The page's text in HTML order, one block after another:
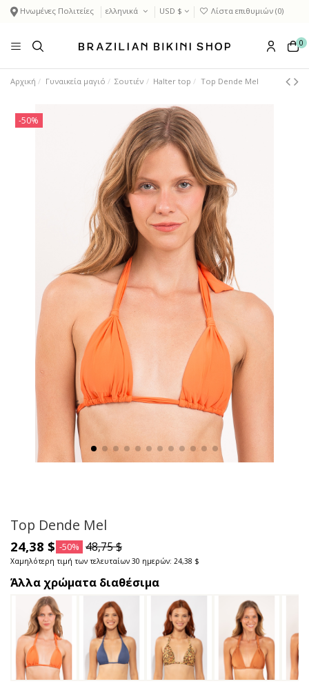
Ηνωμένες Πολιτείες ελληνικά USD $ Λίστα επιθυμιών (0)
0
Αρχική Γυναικεία μαγιό Σουτιέν Halter top Top Dende Mel
-50%
Top Dende Mel
24,38 $ -50% 48,75 $
Χαμηλότερη τιμή των τελευταίων 30 ημερών: 24,38 $
Άλλα χρώματα διαθέσιμα